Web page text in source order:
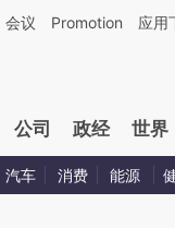
于财新文章[https://
会议 Promotion 应用
公司 政经 世界
汽车 消费 能源